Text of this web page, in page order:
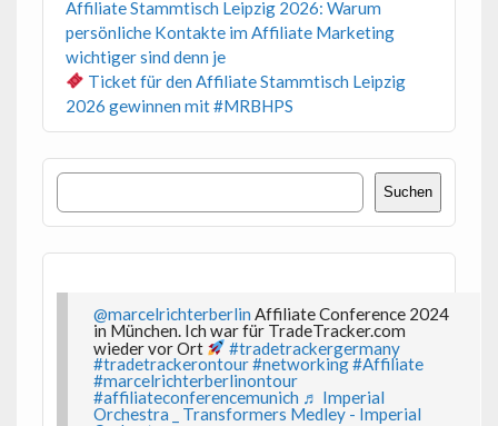
Affiliate Stammtisch Leipzig 2026: Warum
persönliche Kontakte im Affiliate Marketing
wichtiger sind denn je
Ticket für den Affiliate Stammtisch Leipzig
2026 gewinnen mit #MRBHPS
Suchen
Suchen
@marcelrichterberlin Affiliate Conference 2024
in München. Ich war für TradeTracker.com
wieder vor Ort
#tradetrackergermany
#tradetrackerontour#networking#Affiliate
#marcelrichterberlinontour
#affiliateconferencemunich ♬ Imperial
Orchestra _ Transformers Medley - Imperial